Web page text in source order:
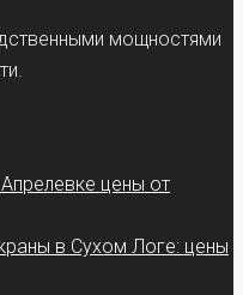
мощностями
цены от
в Сухом Логе: цены